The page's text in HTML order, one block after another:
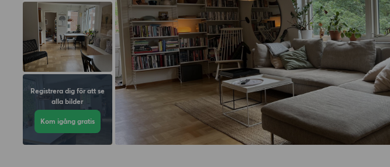
Registrera dig för att se
alla bilder
Kom igång gratis